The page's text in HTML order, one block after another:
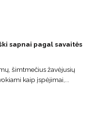
sapnai pagal savaitės
šimtmečius žavėjusių
kaip įspėjimai,...